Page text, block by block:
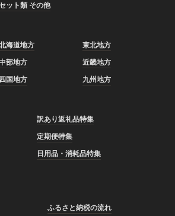
ット類 その他
海道地方
東北地方
部地方
近畿地方
四国地方 九州地方
訳あり返礼品特集
定期便特集
日用品・消耗品特集
ふるさと納税の流れ